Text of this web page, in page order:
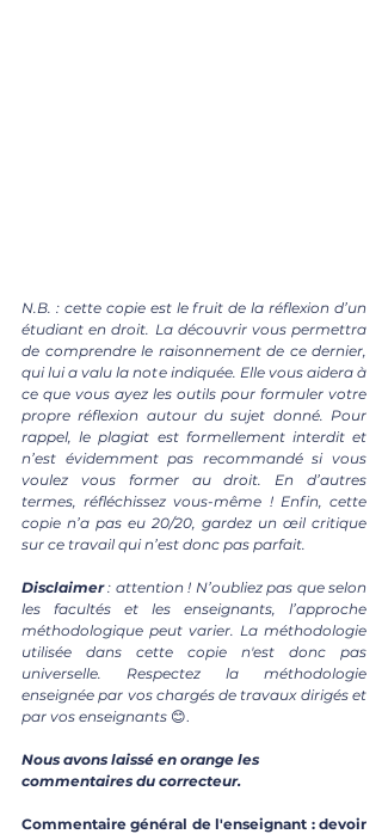
N.B. : cette copie est le fruit de la réflexion d’un
étudiant en droit. La découvrir vous permettra
de comprendre le raisonnement de ce dernier,
qui lui a valu la note indiquée. Elle vous aidera à
ce que vous ayez les outils pour formuler votre
propre réflexion autour du sujet donné. Pour
rappel, le plagiat est formellement interdit et
n’est évidemment pas recommandé si vous
voulez vous former au droit. En d’autres
termes, réfléchissez vous-même ! Enfin, cette
copie n’a pas eu 20/20, gardez un œil critique
sur ce travail qui n’est donc pas parfait.
Disclaimer : attention ! N’oubliez pas que selon
les facultés et les enseignants, l’approche
méthodologique peut varier. La méthodologie
utilisée dans cette copie n'est donc pas
universelle. Respectez la méthodologie
enseignée par vos chargés de travaux dirigés et
par vos enseignants 😊.
Nous avons laissé en orange les
commentaires du correcteur.
Commentaire général de l'enseignant : devoir